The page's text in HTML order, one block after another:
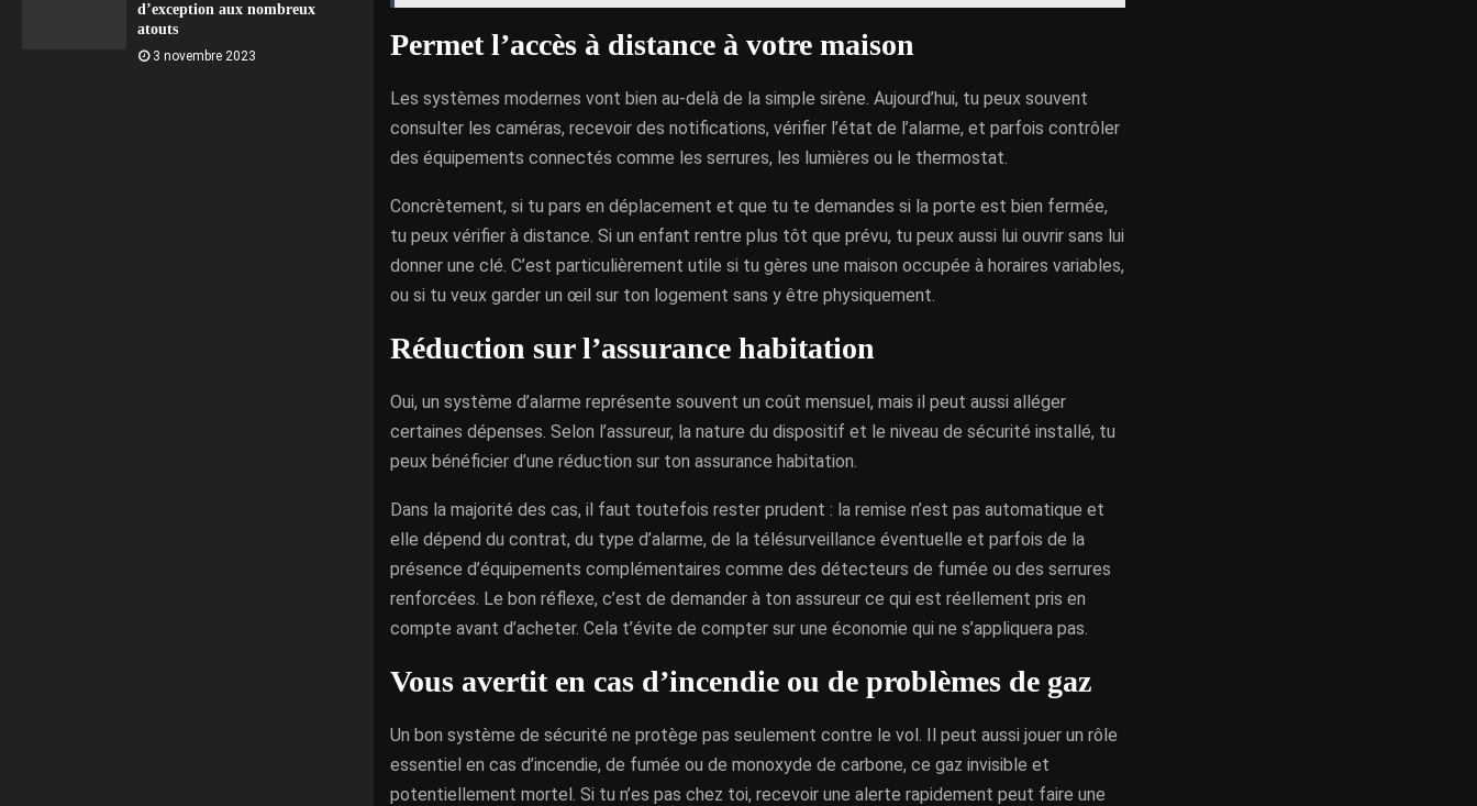
d’exception aux nombreux
atouts
3 novembre 2023 Permet l’accès à distance à votre maison
Les systèmes modernes vont bien au-delà de la simple sirène. Aujourd’hui, tu peux souvent
consulter les caméras, recevoir des notifications, vérifier l’état de l’alarme, et parfois contrôler
des équipements connectés comme les serrures, les lumières ou le thermostat.
Concrètement, si tu pars en déplacement et que tu te demandes si la porte est bien fermée,
tu peux vérifier à distance. Si un enfant rentre plus tôt que prévu, tu peux aussi lui ouvrir sans lui
donner une clé. C’est particulièrement utile si tu gères une maison occupée à horaires variables,
ou si tu veux garder un œil sur ton logement sans y être physiquement.
Réduction sur l’assurance habitation
Oui, un système d’alarme représente souvent un coût mensuel, mais il peut aussi alléger
certaines dépenses. Selon l’assureur, la nature du dispositif et le niveau de sécurité installé, tu
peux bénéficier d’une réduction sur ton assurance habitation.
Dans la majorité des cas, il faut toutefois rester prudent : la remise n’est pas automatique et
elle dépend du contrat, du type d’alarme, de la télésurveillance éventuelle et parfois de la
présence d’équipements complémentaires comme des détecteurs de fumée ou des serrures
renforcées. Le bon réflexe, c’est de demander à ton assureur ce qui est réellement pris en
compte avant d’acheter. Cela t’évite de compter sur une économie qui ne s’appliquera pas.
Vous avertit en cas d’incendie ou de problèmes de gaz
Un bon système de sécurité ne protège pas seulement contre le vol. Il peut aussi jouer un rôle
essentiel en cas d’incendie, de fumée ou de monoxyde de carbone, ce gaz invisible et
potentiellement mortel. Si tu n’es pas chez toi, recevoir une alerte rapidement peut faire une